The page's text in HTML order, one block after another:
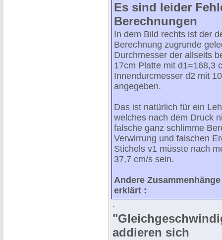
Es sind leider
Berechnungen
In dem Bild rechts ist der
Berechnung zugrunde
Durchmesser der allseits
17cm Platte mit d1=168,3
Innendurcmesser d2 mit
angegeben.
Das ist natürlich für ein
welches nach dem Druck
falsche ganz schlimme
Verwirrung und falschen
Stichels v1 müsste nach
37,7 cm/s sein.
Andere
erklärt :
.
addieren sich